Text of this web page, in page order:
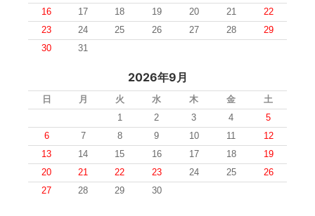
16
17 18 19 20 21
22
23
24 25 26 27 28
29
30
31
2026年9月
日 月 火 水 木 金
土
1
2 3 4
5
6
7 8 9 10 11
12
13
14 15 16 17 18
19
20
21 22 23 24 25
26
27
28 29 30